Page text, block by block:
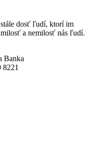
dosť ľudí, ktorí im
a nemilosť nás ľudí.
Banka
8221